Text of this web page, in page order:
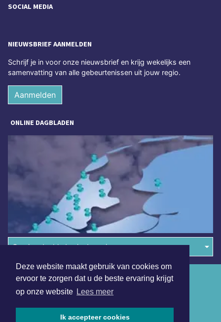
Deze website maakt gebruik van cookies om
ervoor te zorgen dat u de beste ervaring krijgt
op onze website Lees meer
Ik accepteer cookies
SOCIAL MEDIA
NIEUWSBRIEF AANMELDEN
Schrijf je in voor onze nieuwsbrief en krijg wekelijks een
samenvatting van alle gebeurtenissen uit jouw regio.
Aanmelden
ONLINE DAGBLADEN
Overige dagbladen in de regio
Algemene voorwaarden
Disclaimer